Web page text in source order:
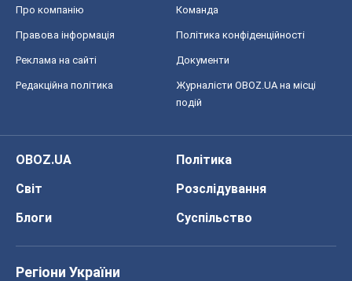
Про компанію Команда
Правова інформація Політика конфіденційності
Реклама на сайті Документи
Редакційна політика
Журналісти OBOZ.UA на місці
подій
OBOZ.UA
Політика
Світ
Розслідування
Блоги
Суспільство
Регіони України